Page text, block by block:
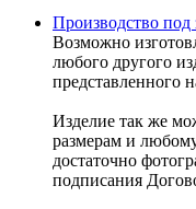
Производство под
Возможно
любого другого
представленного
Изделие так же
размерам и
достаточно
подписания